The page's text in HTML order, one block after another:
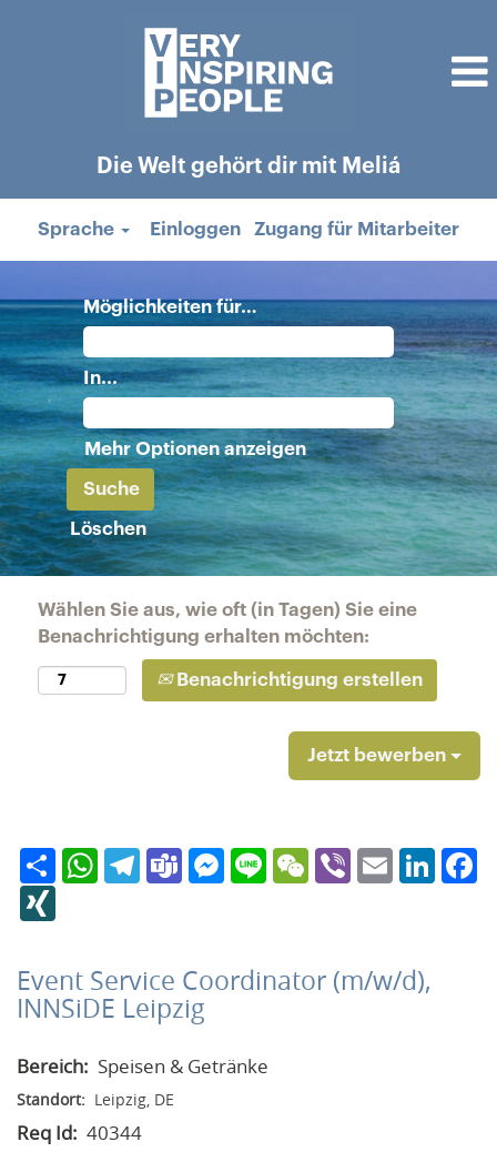
Die Welt gehört dir mit Meliá
Sprache Einloggen Zugang für Mitarbeiter
Möglichkeiten für…
In...
Mehr Optionen anzeigen
Löschen
Wählen Sie aus, wie oft (in Tagen) Sie eine
Benachrichtigung erhalten möchten:
Benachrichtigung erstellen
Jetzt bewerben
TeilenWhatsApp
Telegram
TeamsMessenger
Line WeChatViberEmail
Event Service Coordinator (m/w/d),
INNSiDE Leipzig
Bereich: Speisen & Getränke
Standort: Leipzig, DE
Req Id: 40344